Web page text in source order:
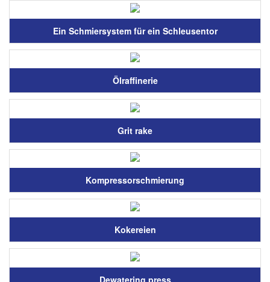
Ein Schmiersystem für ein Schleusentor
Ölraffinerie
Grit rake
Kompressorschmierung
Kokereien
Dewatering press